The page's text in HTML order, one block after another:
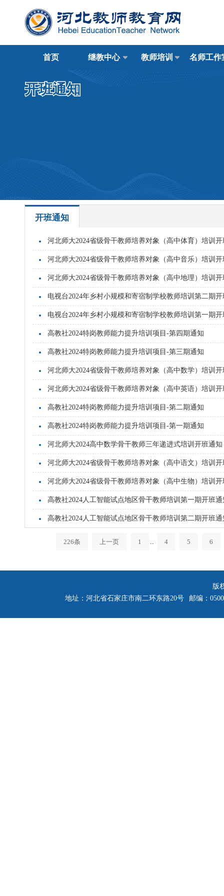
首页 继教中心 教师培训 名师工作
开班通知
开班通知
河北师大2024省级骨干教师培养对象（高中体育）培训开
河北师大2024省级骨干教师培养对象（高中音乐）培训开
河北师大2024省级骨干教师培养对象（高中地理）培训开
电视台2024年乡村小规模和寄宿制学校教师培训第二期
电视台2024年乡村小规模和寄宿制学校教师培训第一期
高教社2024特岗教师能力提升培训项目-第四期通知
高教社2024特岗教师能力提升培训项目-第三期通知
河北师大2024省级骨干教师培养对象（高中数学）培训开
河北师大2024省级骨干教师培养对象（高中英语）培训开
高教社2024特岗教师能力提升培训项目-第二期通知
高教社2024特岗教师能力提升培训项目-第一期通知
河北师大2024高中数学骨干教师三年递进式培训开班通知
河北师大2024省级骨干教师培养对象（高中语文）培训开
河北师大2024省级骨干教师培养对象（高中生物）培训开
高教社2024人工智能试点地区骨干教师培训第一期开班通
高教社2024人工智能试点地区骨干教师培训第二期开班通
226条 上一页 1 4 5 6
版
地址：河北省石家庄市南二环东路20号
邮编：